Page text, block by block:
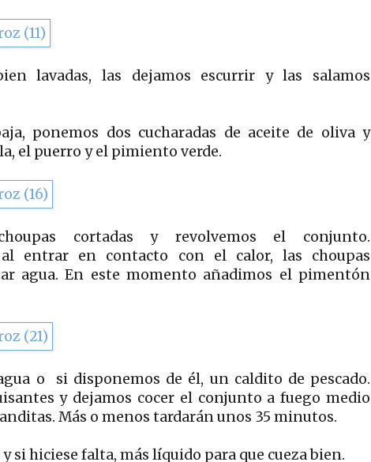
lavadas, las dejamos escurrir y las salamos
ponemos dos cucharadas de aceite de oliva y
el puerro y el pimiento verde.
cortadas y revolvemos el conjunto.
entrar en contacto con el calor, las choupas
agua. En este momento añadimos el pimentón
o si disponemos de él, un caldito de pescado.
y dejamos cocer el conjunto a fuego medio
Más o menos tardarán unos 35 minutos.
si hiciese falta, más líquido para que cueza bien.